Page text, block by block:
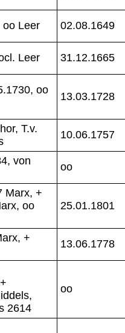
oo Leer 02.08.1649
Leer 31.12.1665
oo
13.03.1728
T.v.
10.06.1757
von
oo
Marx, +
oo
25.01.1801
+
13.06.1778
2614
oo